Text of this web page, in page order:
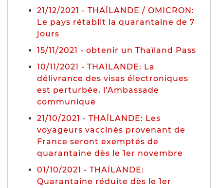
21/12/2021 - THAÏLANDE / OMICRON:
Le pays rétablit la quarantaine de 7
jours
15/11/2021 - obtenir un Thaïland Pass
10/11/2021 - THAÏLANDE: La
délivrance des visas électroniques
est perturbée, l’Ambassade
communique
21/10/2021 - THAÏLANDE: Les
voyageurs vaccinés provenant de
France seront exemptés de
quarantaine dès le 1er novembre
01/10/2021 - THAÏLANDE:
Quarantaine réduite dès le 1er